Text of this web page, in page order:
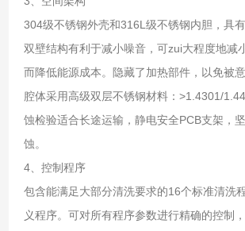
304级不锈钢外壳和316L级不锈钢内胆，具有
双壁结构有利于减小噪音，可zui大程度地减
而降低能源成本。隐藏了加热部件，以免被
腔体采用高级双层不锈钢材料：>1.4301/
蚀检验适合长途运输，静电安全PCB支架，
蚀。
4、控制程序
包含能满足大部分清洗要求的16个标准清洗
义程序。可对所有程序参数进行精确的控制